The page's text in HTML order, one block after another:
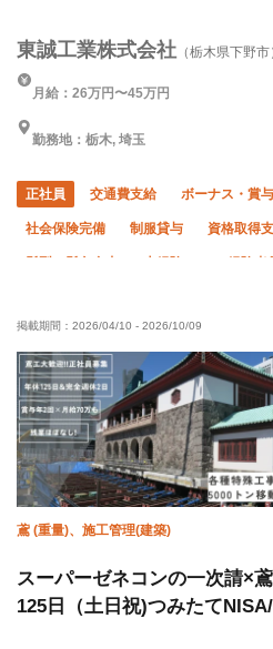
東誠工業株式会社 （栃木県下野市
月給：26万円〜45万円
勤務地：栃木, 埼玉
正社員 交通費支給 ボーナス・賞
社会保険完備 制服貸与 資格取得
髪型・髪色自由 未経験OK 経験者
土日休み 年末年始休暇
夜勤あり 残業月10時間以下
掲載期間： 2026/04/10 - 2026/10/09
鳶 (重量)、施工管理(建築)
スーパーゼネコンの一次請×
125日（土日祝)つみたて